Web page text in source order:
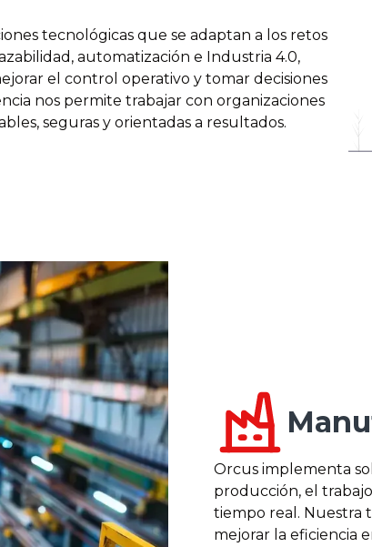
tecnológicas que se adaptan a los retos
automatización e Industria 4.0,
el control operativo y tomar decisiones
nos permite trabajar con organizaciones
seguras y orientadas a resultados.
Orcus implementa
producción, el
tiempo real. Nuestra
mejorar la eficiencia